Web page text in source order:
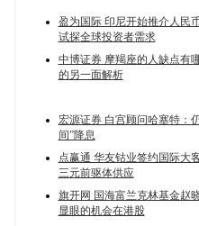
盈为国际 印尼开始推介人民
试探全球投资者需求
中博证券 摩羯座的人缺点有
的另一面解析
宏源证券 白宫顾问哈塞特：
间”降息
点赢通 华友钴业签约国际大
三元前驱体供应
旗开网 国海富兰克林基金赵
显眼的机会在港股